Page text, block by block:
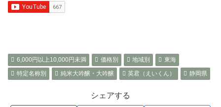
6,000円以上10,000円未満 価格別 地域別
東海
特定名称別
純米大吟醸・大吟醸 英君（えいくん） 静岡県
シェアする